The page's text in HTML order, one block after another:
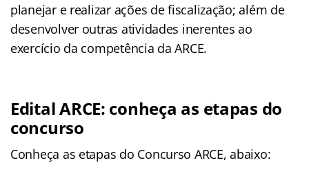
planejar e realizar ações de fiscalização; além de
desenvolver outras atividades inerentes ao
exercício da competência da ARCE.
Edital ARCE: conheça as etapas do
concurso
Conheça as etapas do Concurso ARCE, abaixo: